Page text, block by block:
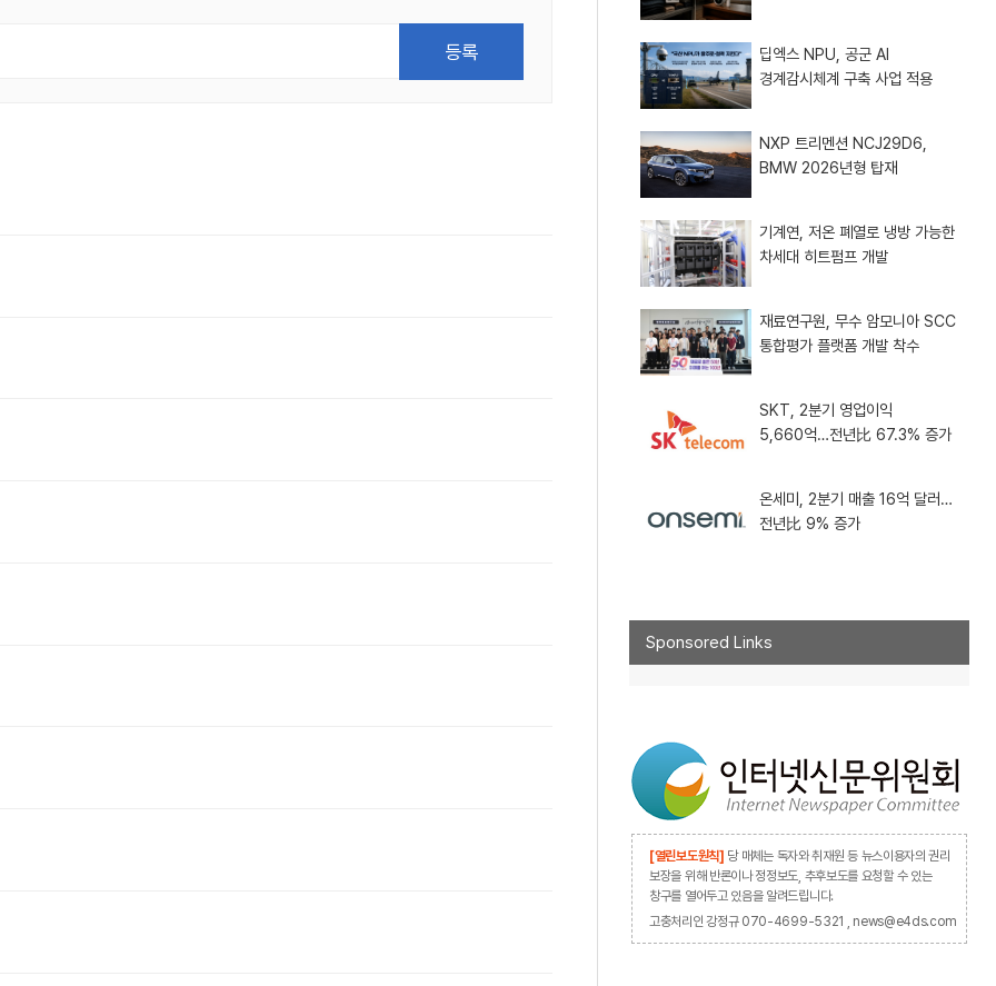
딥엑스 NPU, 공군 AI
경계감시체계 구축 사업 적용
NXP 트리멘션 NCJ29D6,
BMW 2026년형 탑재
기계연, 저온 폐열로 냉방 가능한
차세대 히트펌프 개발
재료연구원, 무수 암모니아 SCC
통합평가 플랫폼 개발 착수
SKT, 2분기 영업이익
5,660억…전년比 67.3% 증가
온세미, 2분기 매출 16억 달러…
전년比 9% 증가
Sponsored Links
[열린보도원칙] 당 매체는 독자와 취재원 등 뉴스이용자의 권리
보장을 위해 반론이나 정정보도, 추후보도를 요청할 수 있는
창구를 열어두고 있음을 알려드립니다.
고충처리인 강정규 070-4699-5321 , news@e4ds.com